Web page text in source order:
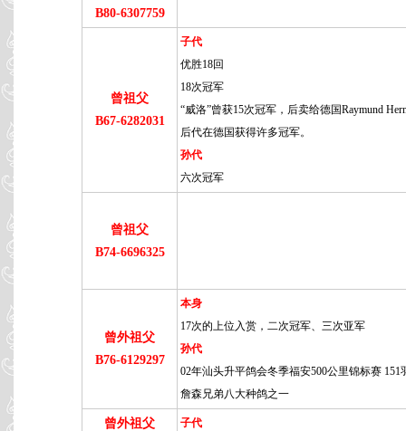
B80-6307759
曾祖父
B67-6282031
子代
优胜18回
18次冠军
“威洛”曾获15次冠军，后卖给德国Raymund
后代在德国获得许多冠军。
孙代
六次冠军
曾祖父
B74-6696325
曾外祖父
B76-6129297
本身
17次的上位入赏，二次冠军、三次亚军
孙代
02年汕头升平鸽会冬季福安500公里锦标赛 151
詹森兄弟八大种鸽之一
曾外祖父
子代